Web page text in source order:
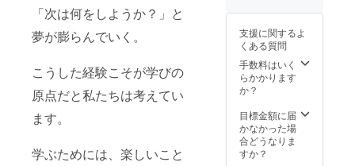
「次は何をしようか？」と
夢が膨らんでいく。
こうした経験こそが学びの
原点だと私たちは考えてい
ます。
学ぶためには、楽しいこと
2022年
1年間で
す。
※20社さ
ま限定
です。
どもの
かるよ
うな掲
載をす
ること
はでき
ん。ご
了承く
ださ
い。 ※
です。
ジャ
ケット
完成時
に写真
にてご
たしま
す。 ※
ご報告
時期は
支援に関するよ
くある質問
手数料はいく
らかかります
か？
目標金額に届
かなかった場
合どうなりま
すか？